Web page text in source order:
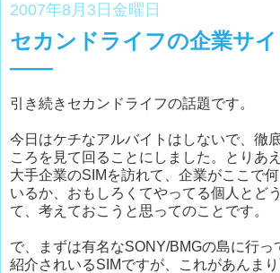
2007年8月3日金曜日
セカンドライフの企業サ
——
引き続きセカンドライフの話題です。
今日はケチなアルバイトはしないで、徹
ころを見て回ることにしました。とりあ
大手企業のSIMを訪れて、企業がここで
いるか、おもしろくてやってる個人とど
て、考えておこうと思ってのことです。
で、まずは有名なSONY/BMGの島に行っ
紹介されいるSIMですが、これがあんま